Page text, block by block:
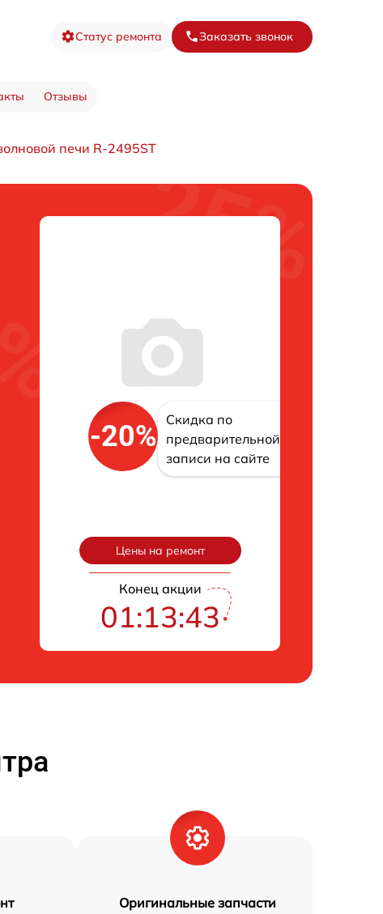
Статус ремонта Заказать звонок
Отзывы
печи R-2495ST
-20%
Скидка по
предварительной
записи на сайте
Цены на ремонт
Конец акции
01:13:42
Оригинальные запчасти